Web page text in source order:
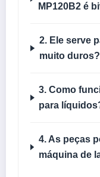
MP120B2 é
2. Ele serve
muito duros?
3. Como
para
4. As peças
máquina de